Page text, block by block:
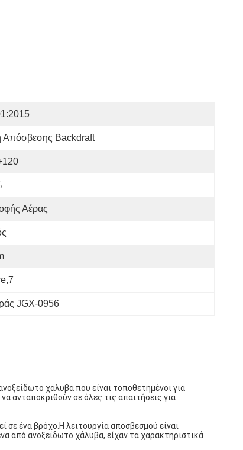
Απόσβεσης Backdraft
Αέρας
JGX-0956
χάλυβα που είναι τοποθετημένοι για
ανταποκριθούν σε όλες τις απαιτήσεις για
σε ένα βρόχο.Η λειτουργία αποσβεσμού είναι
από ανοξείδωτο χάλυβα, είχαν τα χαρακτηριστικά